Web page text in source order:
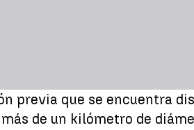
previa que se encuentra
de un kilómetro de